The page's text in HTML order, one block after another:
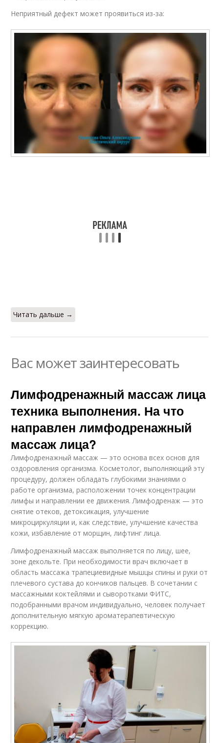
Неприятный дефект может проявиться из-за:
Читать дальше →
Вас может заинтересовать
Лимфодренажный массаж лица
техника выполнения. На что
направлен лимфодренажный
массаж лица?
Лимфодренажный массаж — это основа всех основ для
оздоровления организма. Косметолог, выполняющий эту
процедуру, должен обладать глубокими знаниями о
работе организма, расположении точек концентрации
лимфы и направлении ее движения. Лимфодренаж — это
снятие отеков, детоксикация, улучшение
микроциркуляции и, как следствие, улучшение качества
кожи, избавление от морщин, лифтинг лица.
Лимфодренажный массаж выполняется по лицу, шее,
зоне декольте. При необходимости врач включает в
область массажа трапециевидные мышцы спины и руки от
плечевого сустава до кончиков пальцев. В сочетании с
массажными коктейлями и сыворотками ФИТС,
подобранными врачом индивидуально, человек получает
дополнительную мягкую ароматерапевтическую
коррекцию.